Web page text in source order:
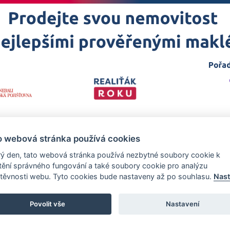
Stránky vytvořeny v iD-SIGN
Promotion, s.r.o., se sídlem Na Folimance 2155/15, 120 00, Praha 2 –
vedeném Městským soudem v Praze, oddíl C, vložka 314803.
webová stránka používá cookies
den, tato webová stránka používá nezbytné soubory cookie k
správného fungování a také soubory cookie pro analýzu
webu. Tyto cookies bude nastaveny až po souhlasu.
Povolit vše Nastavení